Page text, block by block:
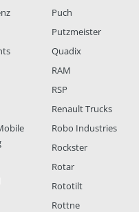
Puch
Putzmeister
Quadix
RAM
RSP
Renault Trucks
Robo Industries
Rockster
Rotar
Rototilt
Rottne